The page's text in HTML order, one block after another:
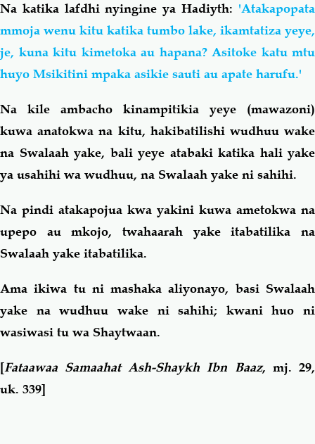
Na katika lafdhi nyingine ya Hadiyth: 'Atakapopata
mmoja wenu kitu katika tumbo lake, ikamtatiza yeye,
je, kuna kitu kimetoka au hapana? Asitoke katu mtu
huyo Msikitini mpaka asikie sauti au apate harufu.'
Na kile ambacho kinampitikia yeye (mawazoni)
kuwa anatokwa na kitu, hakibatilishi wudhuu wake
na Swalaah yake, bali yeye atabaki katika hali yake
ya usahihi wa wudhuu, na Swalaah yake ni sahihi.
Na pindi atakapojua kwa yakini kuwa ametokwa na
upepo au mkojo, twahaarah yake itabatilika na
Swalaah yake itabatilika.
Ama ikiwa tu ni mashaka aliyonayo, basi Swalaah
yake na wudhuu wake ni sahihi; kwani huo ni
wasiwasi tu wa Shaytwaan.
[Fataawaa Samaahat Ash-Shaykh Ibn Baaz, mj. 29,
uk. 339]